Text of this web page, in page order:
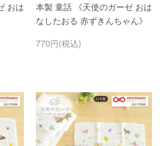
おは
本製 童話 《天使のガーゼ おは
なしたおる 赤ずきんちゃん》
770円(税込)